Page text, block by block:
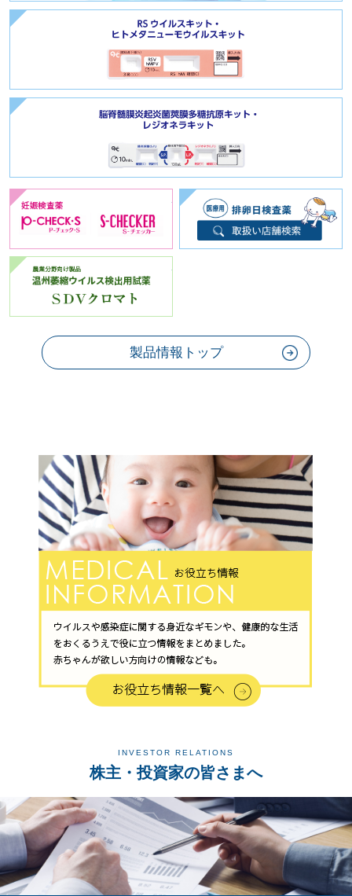
妊娠検査薬
製品情報トップ
INVESTOR RELATIONS
株主・投資家の皆さまへ